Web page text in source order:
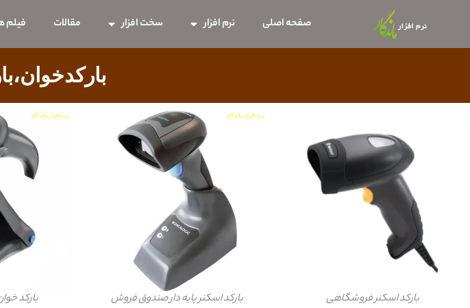
صفحه اصلی نرم افزار سخت افزار مقالات فیلم
بارکد اسکنر فروشگاهی بارکد اسکنر پایه دار صندوق فروش بارکد